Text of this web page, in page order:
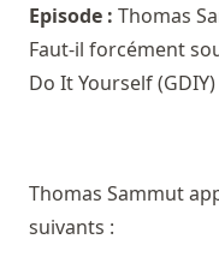
Episode : Thomas
Faut-il forcément
Do It Yourself (GDIY)
Thomas Sammut
suivants :